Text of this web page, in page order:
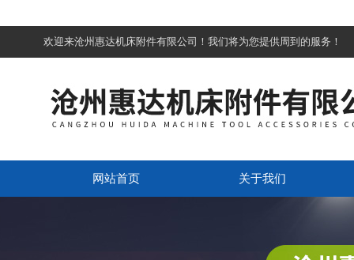
欢迎来沧州惠达机床附件有限公司！我们将为您提供周到的服务！
网站首页 关于我们